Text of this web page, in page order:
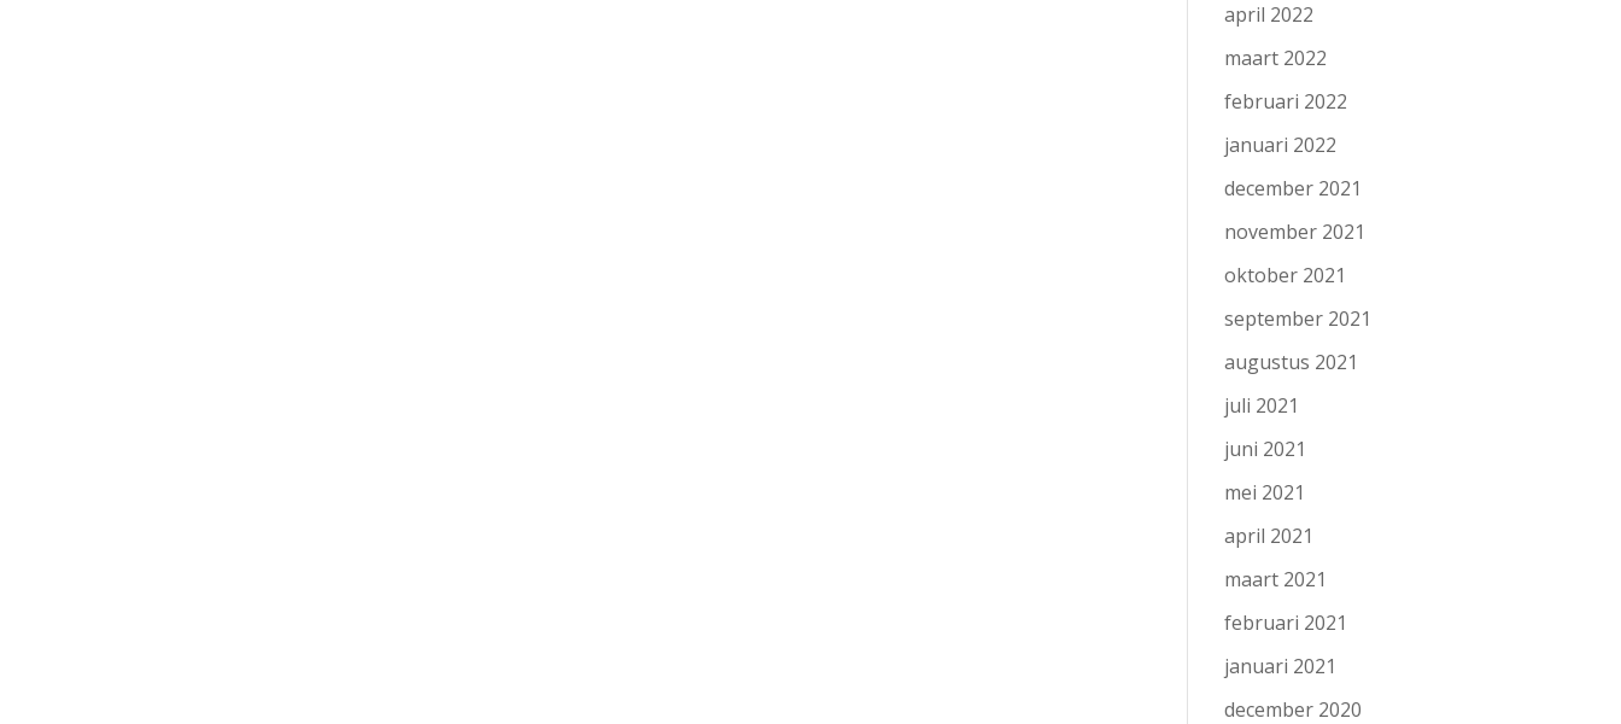
april 2022
maart 2022
februari 2022
januari 2022
december 2021
november 2021
oktober 2021
september 2021
augustus 2021
juli 2021
juni 2021
mei 2021
april 2021
maart 2021
februari 2021
januari 2021
december 2020